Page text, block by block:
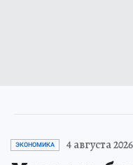
ЭКОНОМИКА 4 августа